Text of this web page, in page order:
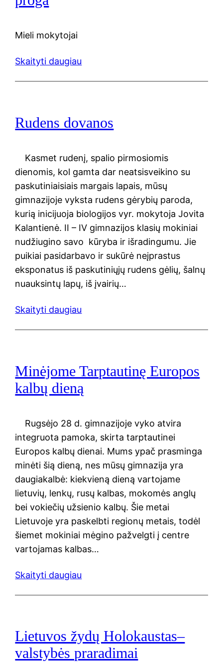
Mieli mokytojai
Skaityti daugiau
Rudens dovanos
Kasmet rudenį, spalio pirmosiomis
dienomis, kol gamta dar neatsisveikino su
paskutiniaisiais margais lapais, mūsų
gimnazijoje vyksta rudens gėrybių paroda,
kurią inicijuoja biologijos vyr. mokytoja Jovita
Kalantienė. II – IV gimnazijos klasių mokiniai
nudžiugino savo kūryba ir išradingumu. Jie
puikiai pasidarbavo ir sukūrė neįprastus
eksponatus iš paskutiniųjų rudens gėlių, šalnų
nuauksintų lapų, iš įvairių…
Skaityti daugiau
Minėjome Tarptautinę Europos
kalbų dieną
Rugsėjo 28 d. gimnazijoje vyko atvira
integruota pamoka, skirta tarptautinei
Europos kalbų dienai. Mums ypač prasminga
minėti šią dieną, nes mūsų gimnazija yra
daugiakalbė: kiekvieną dieną vartojame
lietuvių, lenkų, rusų kalbas, mokomės anglų
bei vokiečių užsienio kalbų. Šie metai
Lietuvoje yra paskelbti regionų metais, todėl
šiemet mokiniai mėgino pažvelgti į centre
vartojamas kalbas…
Skaityti daugiau
Lietuvos žydų Holokaustas–
valstybės praradimai